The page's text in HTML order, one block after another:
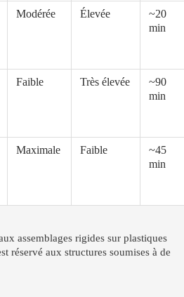
Modérée Élevée
~20
min
Faible Très élevée
~90
min
Maximale Faible
~45
min
assemblages rigides sur plastiques
réservé aux structures soumises à de